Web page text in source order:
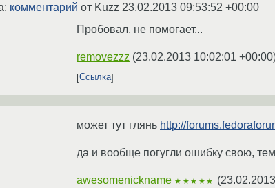
комментарий от Kuzz 23.02.2013 09:53:52 +00:00
Пробовал, не помогает...
removezzz (23.02.2013 10:02:01 +00:00
Ссылка
может тут глянь http://
да и вообще погугли ошибку свою,
awesomenickname ★★★★★ (